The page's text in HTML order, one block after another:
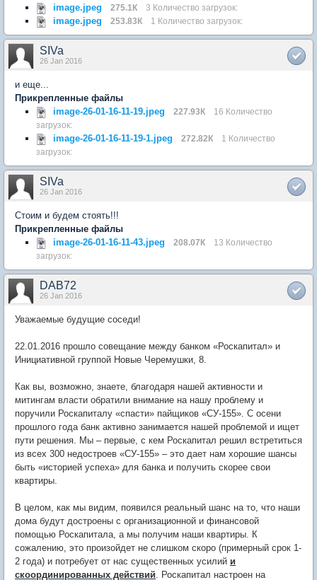
image.jpeg
275.1К 3 Количество загрузок:
image.jpeg 253.83К 1 Количество загрузок:
SIVa
26 Jan 2016
и еще...
Прикрепленные файлы
image-26-01-16-11-19.jpeg
227.93К
16 Количество
загрузок:
image-26-01-16-11-19-1.jpeg 272.82К
1 Количество
загрузок:
SIVa
26 Jan 2016
Стоим и будем стоять!!!
Прикрепленные файлы
image-26-01-16-11-43.jpeg
208.07К
13 Количество
загрузок:
DAB72
26 Jan 2016
Уважаемые будущие соседи!
22.01.2016 прошло совещание между банком «Роскапитал» и
Инициативной группой Новые Черемушки, 8.
Как вы, возможно, знаете, благодаря нашей активности и
митингам власти обратили внимание на нашу проблему и
поручили Роскапиталу «спасти» пайщиков «СУ-155». С осени
прошлого года банк активно занимается нашей проблемой и ищет
пути решения. Мы – первые, с кем Роскапитал решил встретиться
из всех 300 недостроев «СУ-155» – это дает нам хорошие шансы
быть «историей успеха» для банка и получить скорее свои
квартиры.
В целом, как мы видим, появился реальный шанс на то, что наши
дома будут достроены с организационной и финансовой
помощью Роскапитала, а мы получим наши квартиры. К
сожалению, это произойдет не слишком скоро (примерный срок 1-
2 года) и потребует от нас существенных усилий и
скоординированных действий. Роскапитал настроен на